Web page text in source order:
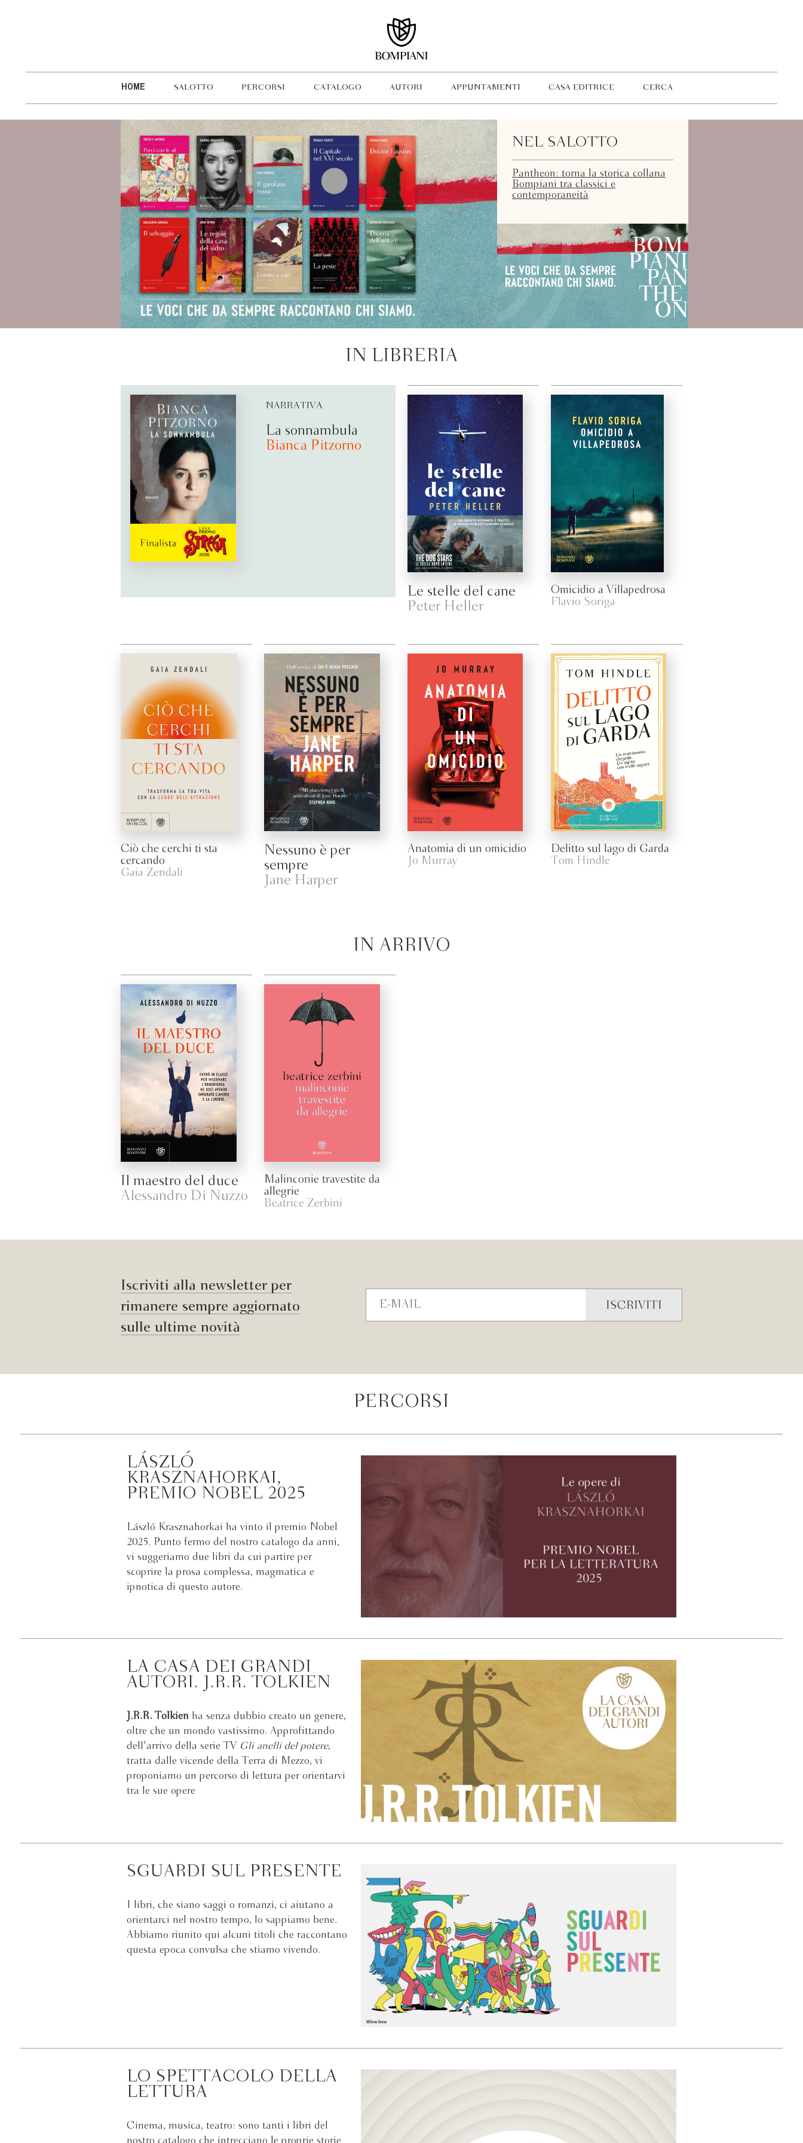
HOME SALOTTO PERCORSI CATALOGO AUTORI APPUNTAMENTI CASA EDITRICE CERCA
NEL SALOTTO
Pantheon: torna la storica collana
Bompiani tra classici e
contemporaneità
IN LIBRERIA
NARRATIVA
La sonnambula
Bianca Pitzorno
Le stelle del cane
Peter Heller
Omicidio a Villapedrosa
Flavio Soriga
Ciò che cerchi ti sta
cercando
Gaia Zendali
Nessuno è per
sempre
Jane Harper
Anatomia di un omicidio
Jo Murray
Delitto sul lago di Garda
Tom Hindle
IN ARRIVO
Il maestro del duce
Alessandro Di Nuzzo
Malinconie travestite da
allegrie
Beatrice Zerbini
Iscriviti alla newsletter per
rimanere sempre aggiornato
sulle ultime novità
PERCORSI
LÁSZLÓ
KRASZNAHORKAI,
PREMIO NOBEL 2025
László Krasznahorkai ha vinto il premio Nobel
2025. Punto fermo del nostro catalogo da anni,
vi suggeriamo due libri da cui partire per
scoprire la prosa complessa, magmatica e
ipnotica di questo autore.
LA CASA DEI GRANDI
AUTORI. J.R.R. TOLKIEN
J.R.R. Tolkien ha senza dubbio creato un genere,
oltre che un mondo vastissimo. Approfittando
dell'arrivo della serie TV Gli anelli del potere,
tratta dalle vicende della Terra di Mezzo, vi
proponiamo un percorso di lettura per orientarvi
tra le sue opere
SGUARDI SUL PRESENTE
I libri, che siano saggi o romanzi, ci aiutano a
orientarci nel nostro tempo, lo sappiamo bene.
Abbiamo riunito qui alcuni titoli che raccontano
questa epoca convulsa che stiamo vivendo.
LO SPETTACOLO DELLA
LETTURA
Cinema, musica, teatro: sono tanti i libri del
nostro catalogo che intrecciano le proprie storie